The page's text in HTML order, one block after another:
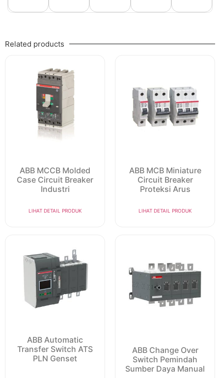
Related products
ABB MCCB Molded
Case Circuit Breaker
Industri
LIHAT DETAIL PRODUK
ABB MCB Miniature
Circuit Breaker
Proteksi Arus
LIHAT DETAIL PRODUK
ABB Automatic
Transfer Switch ATS
PLN Genset
ABB Change Over
Switch Pemindah
Sumber Daya Manual